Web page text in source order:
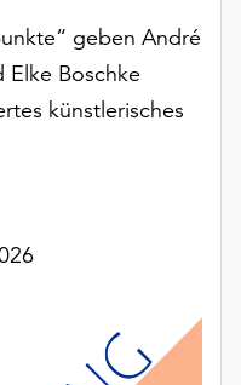
geben André
Elke Boschke
künstlerisches